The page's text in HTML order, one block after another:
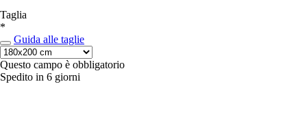
Taglia
*
Guida alle taglie
Questo campo è obbligatorio
Spedito in 6 giorni